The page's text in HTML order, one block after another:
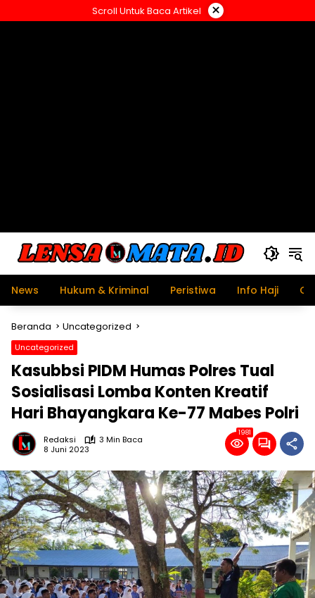
ke
Scroll Untuk Baca Artikel ×
News Hukum & Kriminal Peristiwa Info Haji
Beranda Uncategorized
Uncategorized
Kasubbsi PIDM Humas Polres Tual
Sosialisasi Lomba Konten Kreatif
Hari Bhayangkara Ke-77 Mabes Polri
Redaksi
3 Min Baca
8 Juni 2023
1981